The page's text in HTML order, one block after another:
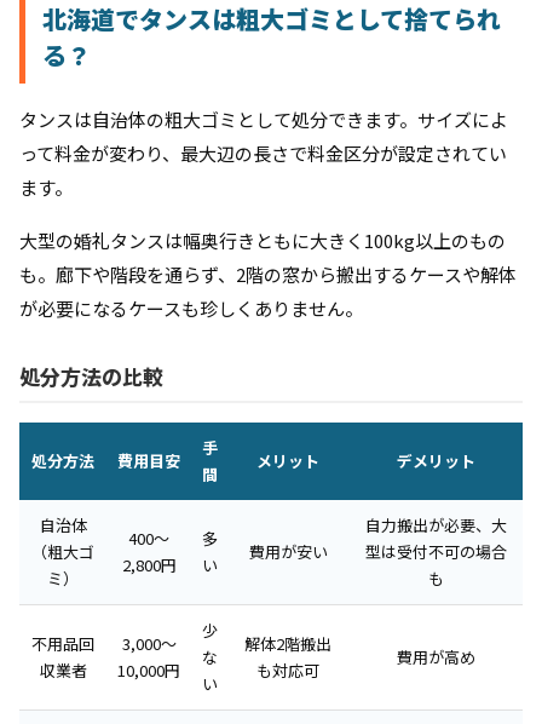
北海道でタンスは粗大ゴミとして捨てられ
る？
タンスは自治体の粗大ゴミとして処分できます。サイズによ
って料金が変わり、最大辺の長さで料金区分が設定されてい
ます。
大型の婚礼タンスは幅奥行きともに大きく100kg以上のもの
も。廊下や階段を通らず、2階の窓から搬出するケースや解体
が必要になるケースも珍しくありません。
処分方法の比較
処分方法 費用目安
手
間
メリット デメリット
自治体
（粗大ゴ
ミ）
400〜
2,800円
多
い
費用が安い
自力搬出が必要、大
型は受付不可の場合
も
不用品回
収業者
3,000〜
10,000円
少
な
い
解体2階搬出
も対応可
費用が高め